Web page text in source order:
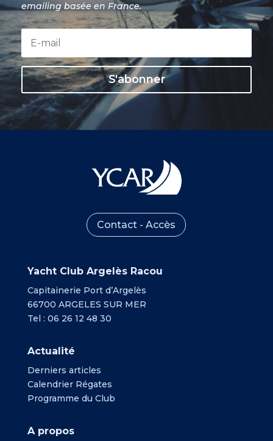
emailing basée en France.
S'abonner
Contact - Accès
Yacht Club Argelès Racou
Capitainerie Port d’Argelès
66700 ARGELES SUR MER
Tel : 06 26 12 48 30
Actualité
Derniers articles
Calendrier Régates
Programme du Club
A propos